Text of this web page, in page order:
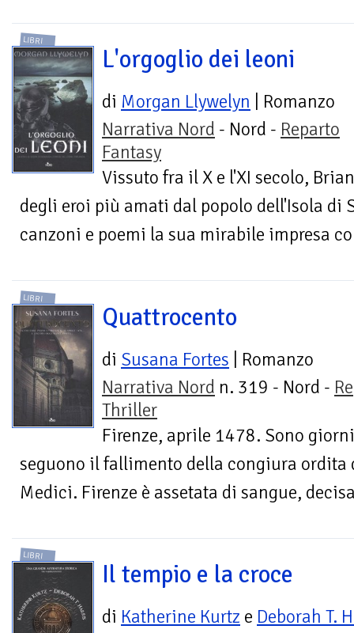
LIBRI
L'orgoglio dei leoni
di Morgan Llywelyn | Romanzo
Narrativa Nord - Nord - Reparto
Fantasy
Vissuto fra il X e l'XI secolo,
degli eroi più amati dal popolo dell'Isola di
canzoni e poemi la sua mirabile impresa
LIBRI
Quattrocento
di Susana Fortes | Romanzo
Narrativa Nord n. 319 - Nord -
Thriller
Firenze, aprile 1478. Sono
seguono il fallimento della congiura
Medici. Firenze è assetata di sangue,
LIBRI
Il tempio e la croce
di Katherine Kurtz e Deborah T.